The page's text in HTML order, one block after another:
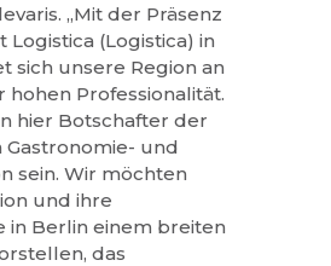
„Mit der Präsenz
Logistica (Logistica) in
sich unsere Region an
hohen Professionalität.
hier Botschafter der
Gastronomie- und
sein. Wir möchten
und ihre
in Berlin einem breiten
das